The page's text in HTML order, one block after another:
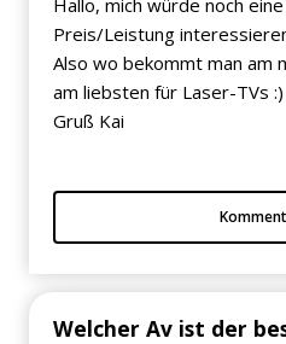
Preis/Leistung
Also wo bekommt man am
am liebsten für Laser-TVs :)
Gruß Kai
Welcher Av ist der